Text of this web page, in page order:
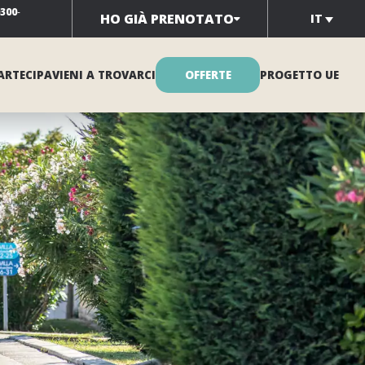
- HO GIÀ PRENOTATO IT
VIENI A TROVARCI OFFERTE PROGETTO UE